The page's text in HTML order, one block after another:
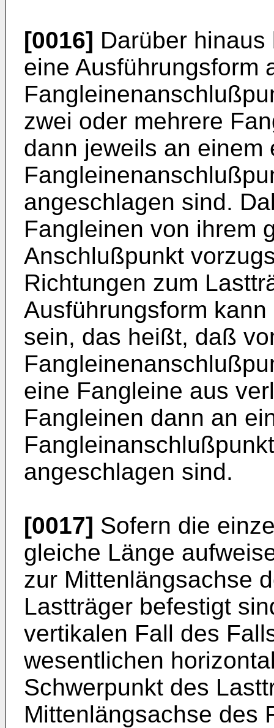
[0016] Darüber
eine Ausführungsform
zwei oder mehrere
dann jeweils an einem
angeschlagen sind.
Fangleinen von ihrem
Anschlußpunkt
Richtungen zum
Ausführungsform
sein, das heißt, daß
eine Fangleine aus
Fangleinen dann an
angeschlagen sind.
[0017] Sofern die
gleiche Länge
zur Mittenlängsachse
Lastträger befestigt
vertikalen Fall des
wesentlichen
Schwerpunkt des
Mittenlängsachse des